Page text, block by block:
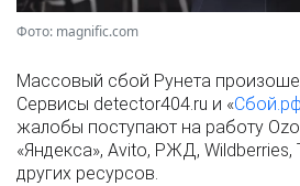
Фото: magnific.com
Массовый сбой Рунета
Сервисы detector404.ru и «Сбой.рф
жалобы поступают на работу
«Яндекса», Avito, РЖД, Wildberries,
других ресурсов.